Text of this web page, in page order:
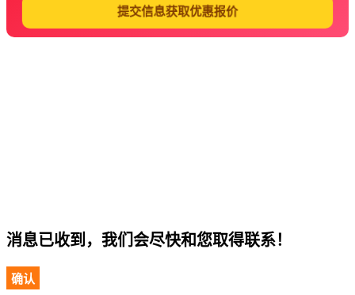
提交信息获取优惠报价
消息已收到，我们会尽快和您取得联系！
确认